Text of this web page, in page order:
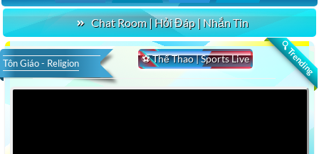
Chat Room | Hỏi Đáp | Nhắn Tin
🔍 Trending
⚽ Thể Thao | Sports Live
Tôn Giáo - Religion